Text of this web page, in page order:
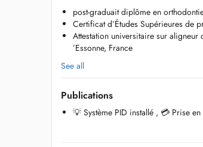
-Traitement des pathologies du
-Prothèses et esthétique dentaire :
-Soins dentaires conservateurs et
-Chirurgie dentaire : extractions
de vos besoins. Jassure un suivi
complétés si nécessaire par des
post-graduait diplôme en
Certificat d’Études Supérieures de
Attestation universitaire sur aligneur
’Essonne, France
See all
Publications
💡 Système PID installé , 💳 Prise